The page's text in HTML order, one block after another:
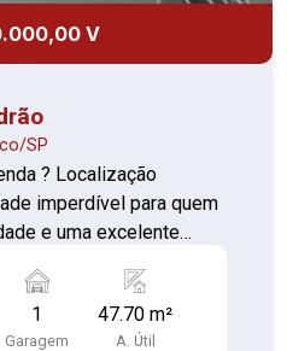
V
SP
? Localização
e uma excelente
1
Garagem
47.70 m²
A. Útil